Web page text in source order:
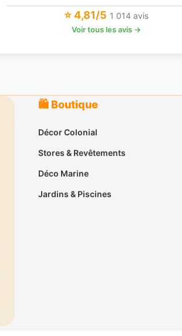
⭐ 4,81/5 1 014 avis
Voir tous les avis →
🛍️ Boutique
Décor Colonial
Stores & Revêtements
Déco Marine
Jardins & Piscines